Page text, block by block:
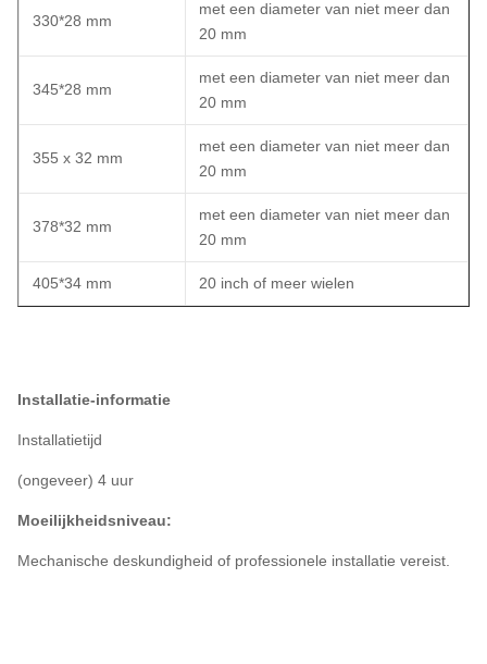
330*28 mm
met een diameter van niet meer dan
20 mm
345*28 mm
met een diameter van niet meer dan
20 mm
355 x 32 mm
met een diameter van niet meer dan
20 mm
378*32 mm
met een diameter van niet meer dan
20 mm
405*34 mm 20 inch of meer wielen
Installatie-informatie
Installatietijd
(ongeveer) 4 uur
Moeilijkheidsniveau:
Mechanische deskundigheid of professionele installatie vereist.